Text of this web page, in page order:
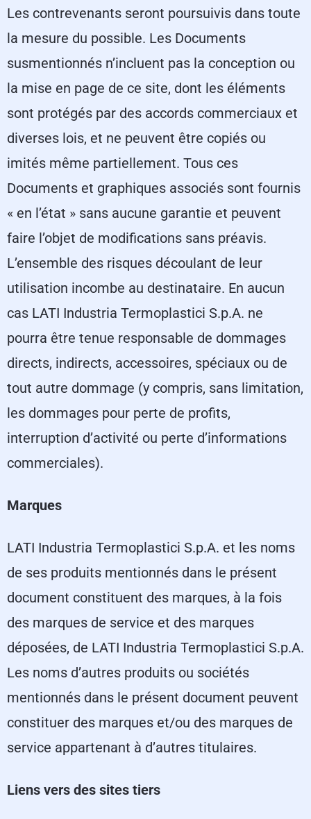
Les contrevenants seront poursuivis dans toute
la mesure du possible. Les Documents
susmentionnés n’incluent pas la conception ou
la mise en page de ce site, dont les éléments
sont protégés par des accords commerciaux et
diverses lois, et ne peuvent être copiés ou
imités même partiellement. Tous ces
Documents et graphiques associés sont fournis
« en l’état » sans aucune garantie et peuvent
faire l’objet de modifications sans préavis.
L’ensemble des risques découlant de leur
utilisation incombe au destinataire. En aucun
cas LATI Industria Termoplastici S.p.A. ne
pourra être tenue responsable de dommages
directs, indirects, accessoires, spéciaux ou de
tout autre dommage (y compris, sans limitation,
les dommages pour perte de profits,
interruption d’activité ou perte d’informations
commerciales).
Marques
LATI Industria Termoplastici S.p.A. et les noms
de ses produits mentionnés dans le présent
document constituent des marques, à la fois
des marques de service et des marques
déposées, de LATI Industria Termoplastici S.p.A.
Les noms d’autres produits ou sociétés
mentionnés dans le présent document peuvent
constituer des marques et/ou des marques de
service appartenant à d’autres titulaires.
Liens vers des sites tiers